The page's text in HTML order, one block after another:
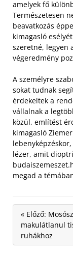
amelyek fő
Természetesen
beavatkozás
kimagasló
szeretné, legyen
végeredmény
A személyre
sokat tudnak
érdekeltek a
vállalnak a
közül, említést
kimagasló
lézer, amit
megad a
« Előző:
makulátlanul
ruhákhoz